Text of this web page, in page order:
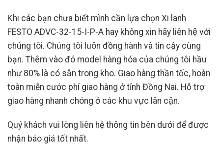
Khi các bạn chưa biết mình cần lựa chọn Xi lanh
FESTO ADVC-32-15-I-P-A hay không xin hãy liên hệ với
chúng tôi. Chúng tôi luôn đồng hành và tin cậy cùng
bạn. Thêm vào đó model hàng hóa của chúng tôi hầu
như 80% là có sẵn trong kho. Giao hàng thần tốc, hoàn
toàn miễn cước phí giao hàng ở tỉnh Đồng Nai. Hỗ trợ
giao hàng nhanh chóng ở các khu vực lân cận.
Quý khách vui lòng liên hệ thông tin bên dưới để được
nhận báo giá tốt nhất.